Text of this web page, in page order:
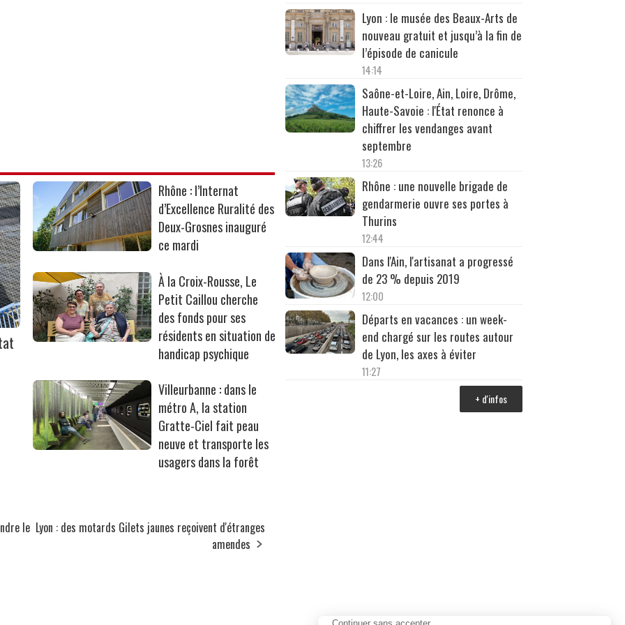
Rhône : l’Internat
d’Excellence Ruralité des
Deux-Grosnes inauguré
ce mardi
À la Croix-Rousse, Le
Petit Caillou cherche
des fonds pour ses
résidents en situation de
handicap psychique
Villeurbanne : dans le
métro A, la station
Gratte-Ciel fait peau
neuve et transporte les
usagers dans la forêt
le Lyon : des motards Gilets jaunes reçoivent d'étranges
amendes
Lyon : le musée des Beaux-Arts de
nouveau gratuit et jusqu’à la fin de
l’épisode de canicule
14:14
Saône-et-Loire, Ain, Loire, Drôme,
Haute-Savoie : l'État renonce à
chiffrer les vendanges avant
septembre
13:26
Rhône : une nouvelle brigade de
gendarmerie ouvre ses portes à
Thurins
12:44
Dans l'Ain, l'artisanat a progressé
de 23 % depuis 2019
12:00
Départs en vacances : un week-
end chargé sur les routes autour
de Lyon, les axes à éviter
11:27
+ d'infos